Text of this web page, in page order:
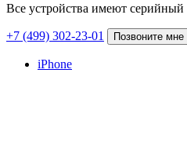
Все устройства имеют
+7 (499) 302-23-01 Позвоните мне
iPhone